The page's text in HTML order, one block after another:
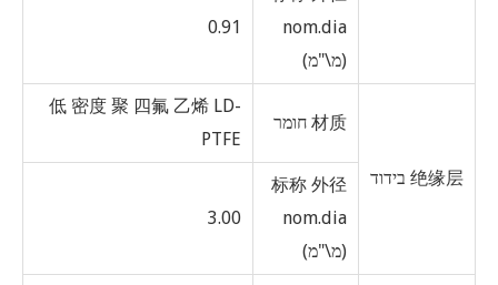
nom.dia
(מ\"מ)
0.91
绝缘层 בידוד
材质 חומר
低 密度 聚 四氟 乙烯 LD-
PTFE
标称 外径
nom.dia
(מ\"מ)
3.00